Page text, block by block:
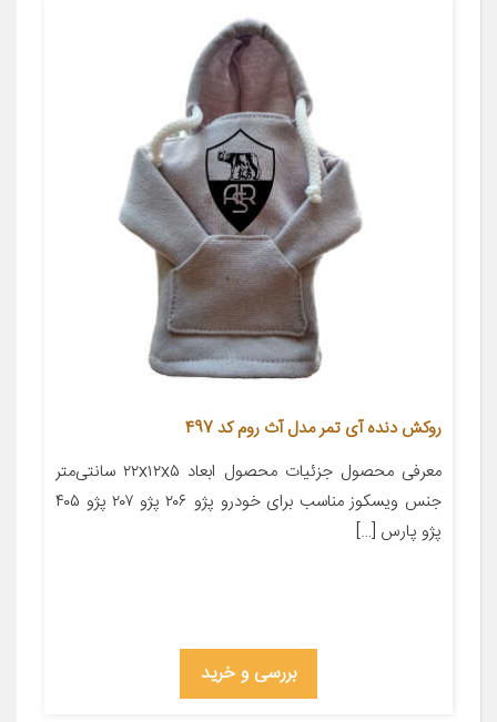
روکش دنده آی تمر مدل آث روم کد 497
معرفی محصول جزئیات محصول ابعاد ۲۲x۱۲x۵ سانتی‌متر
جنس ویسکوز مناسب برای خودرو پژو ۲۰۶ پژو ۲۰۷ پژو ۴۰۵
پژو پارس […]
بررسی و خرید